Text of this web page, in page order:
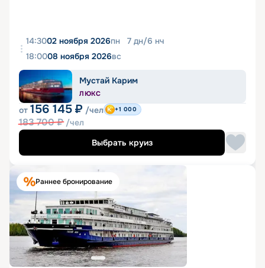
14:3002 ноября 2026пн 7 дн/6 нч
18:0008 ноября 2026вс
Мустай Карим
ЛЮКС
от 156 145 ₽ /чел
183 700₽ /чел
+1 000
Выбрать круиз
Раннее бронирование